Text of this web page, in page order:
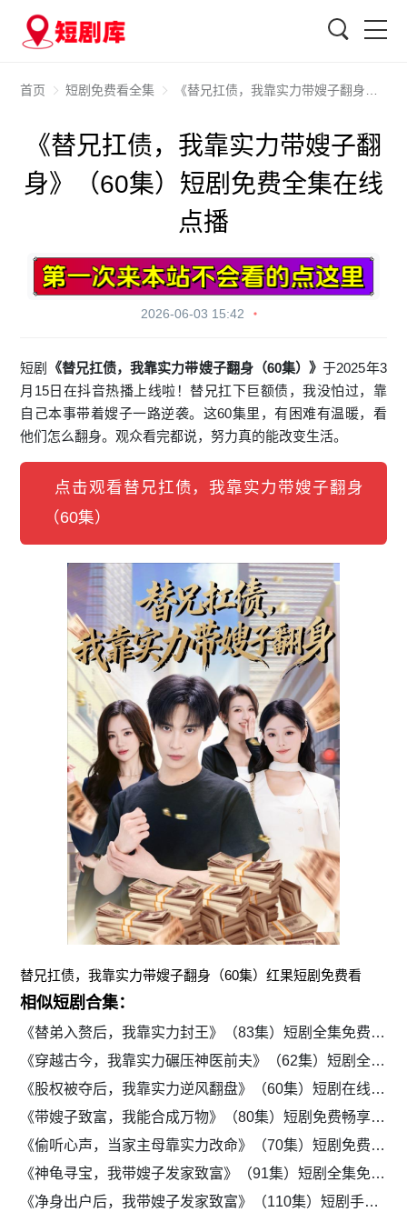
首页 短剧免费看全集 《替兄扛债，我靠实力带嫂子翻身》（60集）短剧免费全集在线点播
《替兄扛债，我靠实力带嫂子翻
身》（60集）短剧免费全集在线
点播
2026-06-03 15:42
短剧 《替兄扛债，我靠实力带嫂子翻身（60集）》于2025年3
月15日在抖音热播上线啦！替兄扛下巨额债，我没怕过，靠
自己本事带着嫂子一路逆袭。这60集里，有困难有温暖，看
他们怎么翻身。观众看完都说，努力真的能改变生活。
点击观看替兄扛债，我靠实力带嫂子翻身
（60集）
替兄扛债，我靠实力带嫂子翻身（60集）红果短剧免费看
相似短剧合集：
《替弟入赘后，我靠实力封王》（83集）短剧全集免费在线追
《穿越古今，我靠实力碾压神医前夫》（62集）短剧全集免费网页看
《股权被夺后，我靠实力逆风翻盘》（60集）短剧在线免费追完整剧集
《带嫂子致富，我能合成万物》（80集）短剧免费畅享全集
《偷听心声，当家主母靠实力改命》（70集）短剧免费全集在线播放
《神龟寻宝，我带嫂子发家致富》（91集）短剧全集免费流畅播放
《净身出户后，我带嫂子发家致富》（110集）短剧手机在线免费观看